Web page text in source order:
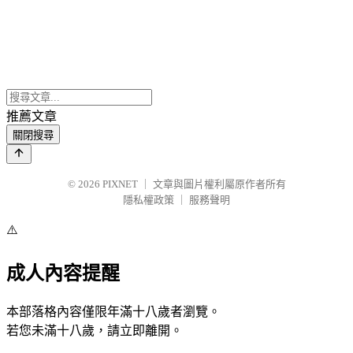
推薦文章
關閉搜尋
© 2026 PIXNET
文章與圖片權利屬原作者所有
隱私權政策
服務聲明
⚠️
成人內容提醒
本部落格內容僅限年滿十八歲者瀏覽。
若您未滿十八歲，請立即離開。